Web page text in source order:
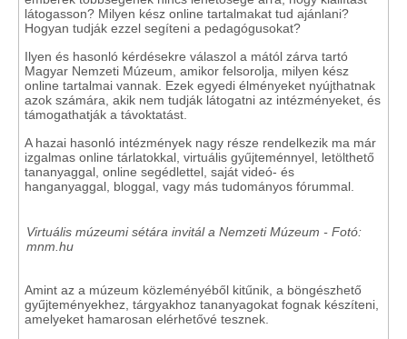
látogasson? Milyen kész online tartalmakat tud ajánlani?
Hogyan tudják ezzel segíteni a pedagógusokat?
Ilyen és hasonló kérdésekre válaszol a mától zárva tartó
Magyar Nemzeti Múzeum, amikor felsorolja, milyen kész
online tartalmai vannak. Ezek egyedi élményeket nyújthatnak
azok számára, akik nem tudják látogatni az intézményeket, és
támogathatják a távoktatást.
A hazai hasonló intézmények nagy része rendelkezik ma már
izgalmas online tárlatokkal, virtuális gyűjteménnyel, letölthető
tananyaggal, online segédlettel, saját videó- és
hanganyaggal, bloggal, vagy más tudományos fórummal.
Virtuális múzeumi sétára invitál a Nemzeti Múzeum - Fotó:
mnm.hu
Amint az a múzeum közleményéből kitűnik, a böngészhető
gyűjteményekhez, tárgyakhoz tananyagokat fognak készíteni,
amelyeket hamarosan elérhetővé tesznek.